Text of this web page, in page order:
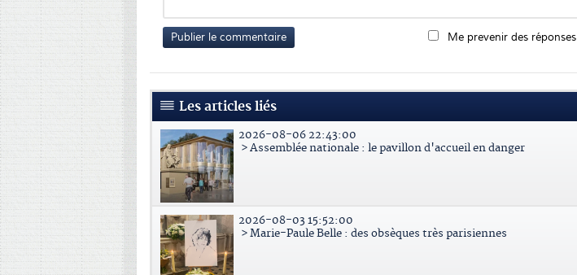
Publier le commentaire Me prevenir des réponses
Les articles liés
2026-08-06 22:43:00
> Assemblée nationale : le pavillon d'accueil en danger
2026-08-03 15:52:00
> Marie-Paule Belle : des obsèques très parisiennes